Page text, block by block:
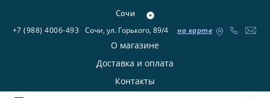
Сочи
+7 (988) 4006-493 Сочи, ул. Горького, 89/4 на карте
О магазине
Доставка и оплата
Контакты